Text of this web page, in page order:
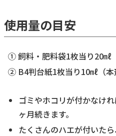
使用量の目安
① 飼料・肥料袋1枚当り20㎖
② B4判台紙1枚当り10㎖（本
ゴミやホコリが付かなけ
ヶ月続きます。
たくさんのハエが付いた